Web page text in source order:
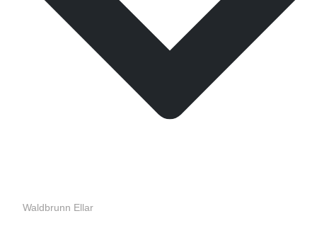
Waldbrunn Ellar